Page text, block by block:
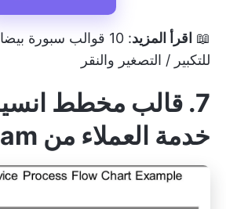
📖 اقرأ المزيد:
10 قوالب سبورة
للتكبير / التصغير والنقر
7. قالب مخطط
خدمة العملاء من SlideTeam